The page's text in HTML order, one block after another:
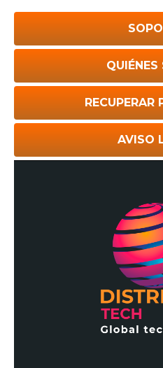
QUIÉNES
RECUPERAR
AVISO